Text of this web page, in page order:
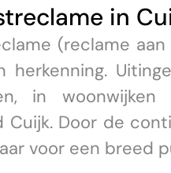
in
(reclame
herkenning.
in
Cuijk. Door de
voor een breed